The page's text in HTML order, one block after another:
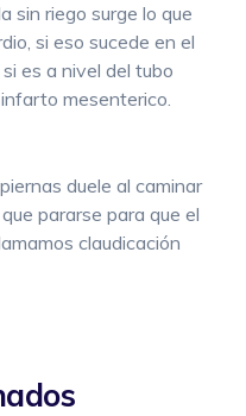
sin riego surge lo que
si eso sucede en el
es a nivel del tubo
mesenterico.
duele al caminar
pararse para que el
claudicación